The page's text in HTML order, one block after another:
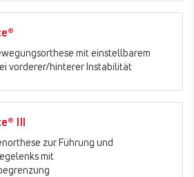
mit einstellbarem
vorderer/hinterer Instabilität
III
zur Führung und
mit